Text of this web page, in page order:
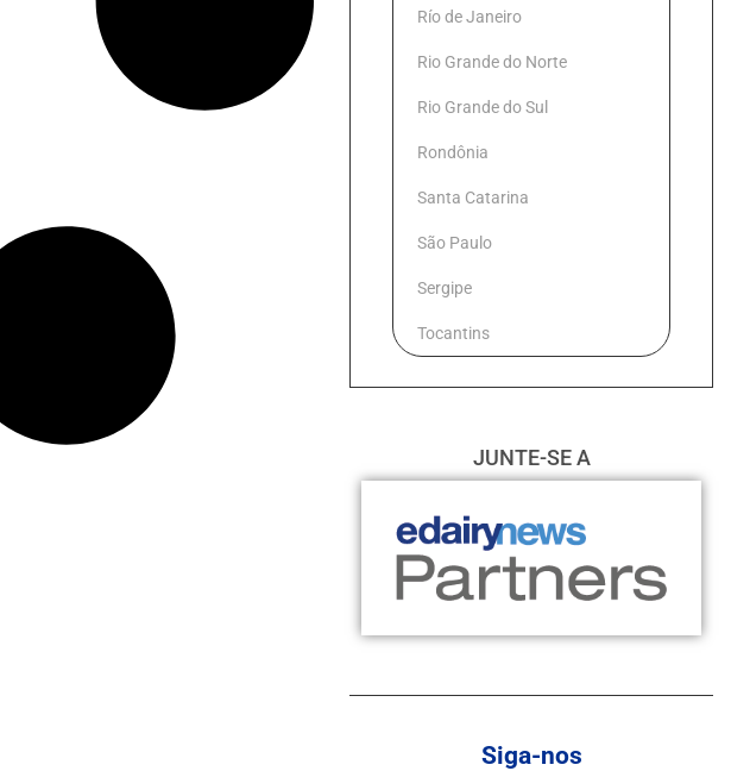
Río de Janeiro
Rio Grande do Norte
Rio Grande do Sul
Rondônia
Santa Catarina
São Paulo
Sergipe
Tocantins
JUNTE-SE A
Siga-nos